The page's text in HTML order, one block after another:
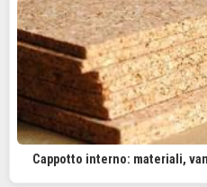
Cappotto interno: materiali,